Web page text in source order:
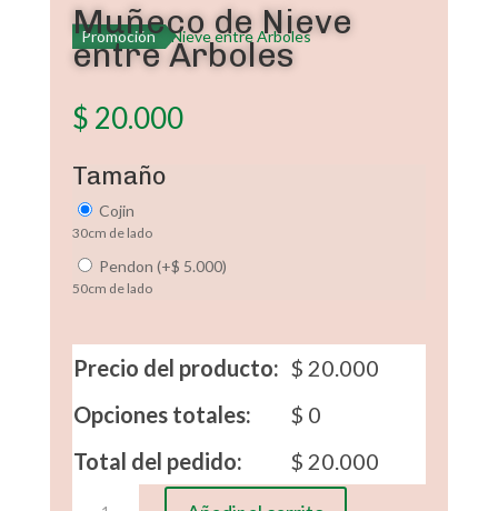
Promoción
Muñeco de Nieve
entre Arboles
$ 20.000
Tamaño
Cojin
30cm de lado
Pendon (+$ 5.000)
50cm de lado
Precio del producto: $ 20.000
Opciones totales:
$ 0
Total del pedido:
$ 20.000